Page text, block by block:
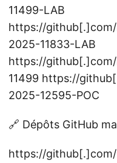
11499-LAB
https://
2025-11833-LAB
https://
11499 https://
2025-12595-POC
🔗 Dépôts GitHub
https://